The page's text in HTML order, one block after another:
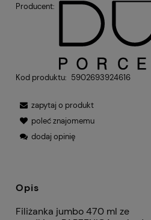
Producent:
Kod produktu: 5902693924616
zapytaj o produkt
poleć znajomemu
dodaj opinię
Opis
Filiżanka jumbo 470 ml ze